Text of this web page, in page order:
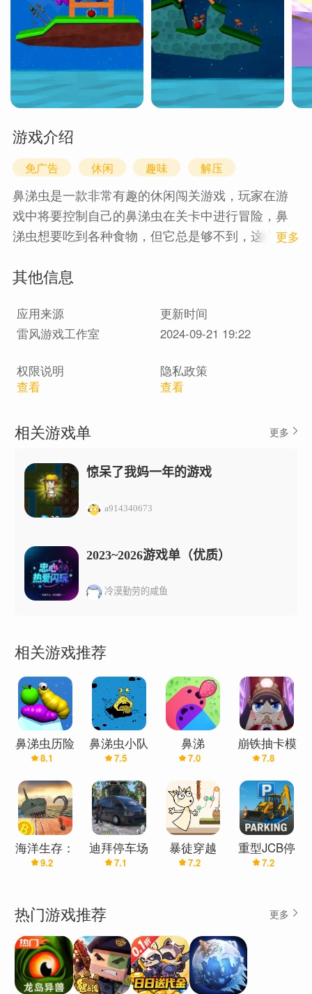
游戏介绍
免广告 休闲 趣味 解压
鼻涕虫是一款非常有趣的休闲闯关游戏，玩家在游
戏中将要控制自己的鼻涕虫在关卡中进行冒险，鼻
涕虫想要吃到各种食物，但它总是够不到，这个时
好玩滑稽的鼻涕虫! 游戏玩法 1、为了吃的你需要尽
能爬的，这辈子都不可能爬着去吃东西; 3、造一个
弹头或者弹弓帮助你飞过去吧，注意别飞过头了。
1 更多
其他信息
应用来源
更新时间
雷风游戏工作室
2024-09-21 19:22
权限说明
查看
隐私政策
查看
相关游戏单 更多
惊呆了我妈一年的游戏
a914340673
2023~2026游戏单（优质）
冷漠勤劳的咸鱼
相关游戏推荐
鼻涕虫历险
记(浪哥推
荐)
8.1
鼻涕虫小队
7.5
鼻涕
7.0
崩铁抽卡模
拟器
7.8
海洋生存：
赢取BTC游
9.2
迪拜停车场
7.1
暴徒穿越
7.2
重型JCB停
车模拟器
7.2
热门游戏推荐 更多